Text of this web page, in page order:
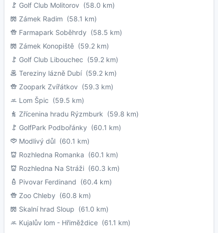
Golf Club Molitorov (58.0 km)
Zámek Radim (58.1 km)
Farmapark Soběhrdy (58.5 km)
Zámek Konopiště (59.2 km)
Golf Club Libouchec (59.2 km)
Tereziny lázně Dubí(59.2 km)
Zoopark Zvířátkov (59.3 km)
Lom Špic (59.5 km)
Zřícenina hradu Rýzmburk (59.8 km)
GolfPark Podbořánky (60.1 km)
Modlivý důl (60.1 km)
Rozhledna Romanka (60.1 km)
Rozhledna Na Stráži (60.3 km)
Pivovar Ferdinand (60.4 km)
Zoo Chleby (60.8 km)
Skalní hrad Sloup (61.0 km)
Kujalův lom - Hřiměždice (61.1 km)